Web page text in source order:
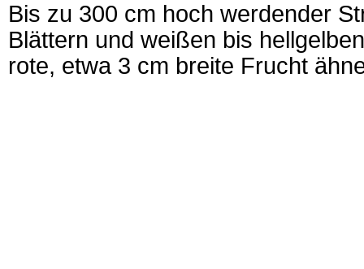
Bis zu 300 cm hoch werdender
Blättern und weißen bis
rote, etwa 3 cm breite Frucht